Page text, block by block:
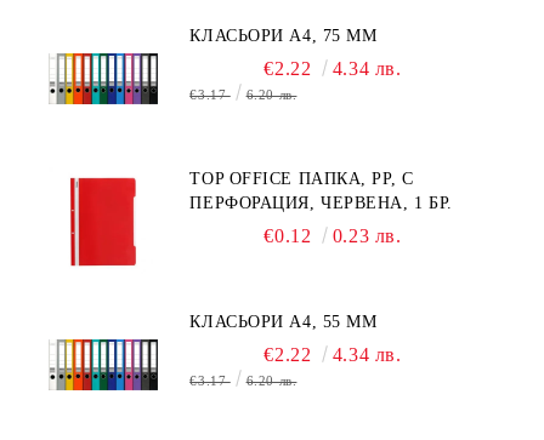
КЛАСЬОРИ А4, 75 MM
€2.22 4.34 лв.
€3.17 6.20 лв.
TOP OFFICE ПАПКА, PP, С
ПЕРФОРАЦИЯ, ЧЕРВЕНА, 1 БР.
€0.12 0.23 лв.
КЛАСЬОРИ А4, 55 MM
€2.22 4.34 лв.
€3.17 6.20 лв.